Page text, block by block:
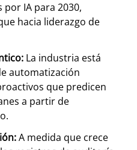
por IA para 2030,
hacia liderazgo de
La industria está
automatización
que predicen
a partir de
A medida que crece